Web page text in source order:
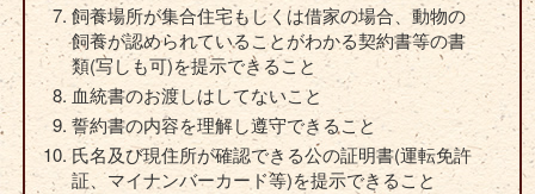
飼養場所が集合住宅もしくは借家の場合、動物の
飼養が認められていることがわかる契約書等の書
類(写しも可)を提示できること
血統書のお渡しはしてないこと
誓約書の内容を理解し遵守できること
氏名及び現住所が確認できる公の証明書(運転免許
証、マイナンバーカード等)を提示できること